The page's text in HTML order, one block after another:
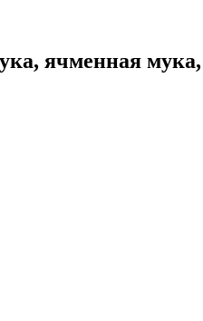
ячменная мука,